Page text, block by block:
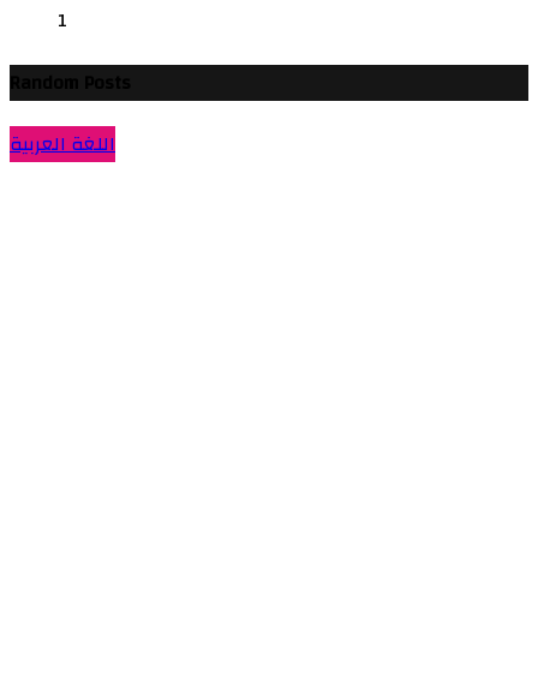
1
اللغة العربية